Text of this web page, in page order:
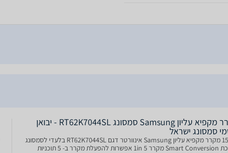
מקרר מקפיא עליון Samsung סמסונג RT62K7044SL - יבואן
סמסונג ישראל
15802 מקרר מקפיא עליון Samsung אינוורטר דגם RT62K7044SL בלעדי לסמסונג
מערכת Smart Conversion מקרר 1in 5 אפשרות להפעלת מקרר ב- 5 תוכניות